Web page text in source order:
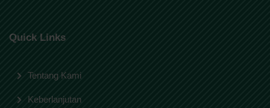
Quick Links
Tentang Kami
Keberlanjutan